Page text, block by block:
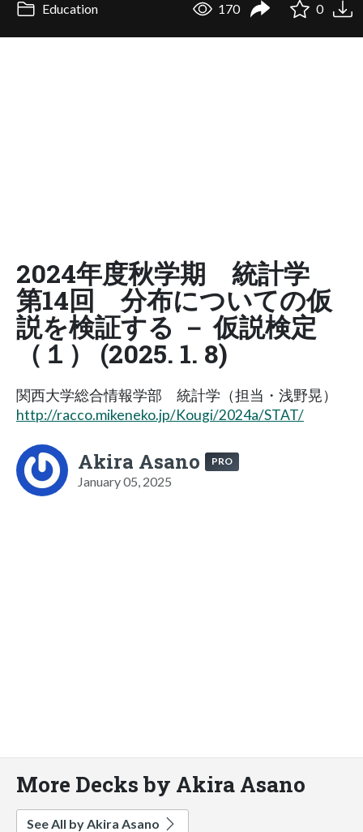
Education 170 0
2024年度秋学期 統計学
第14回 分布についての仮
説を検証する － 仮説検定
（１） (2025. 1. 8)
関西大学総合情報学部 統計学（担当・浅野晃）
http://racco.mikeneko.jp/Kougi/2024a/STAT/
Akira Asano PRO
January 05, 2025
More Decks by Akira Asano
See All by Akira Asano